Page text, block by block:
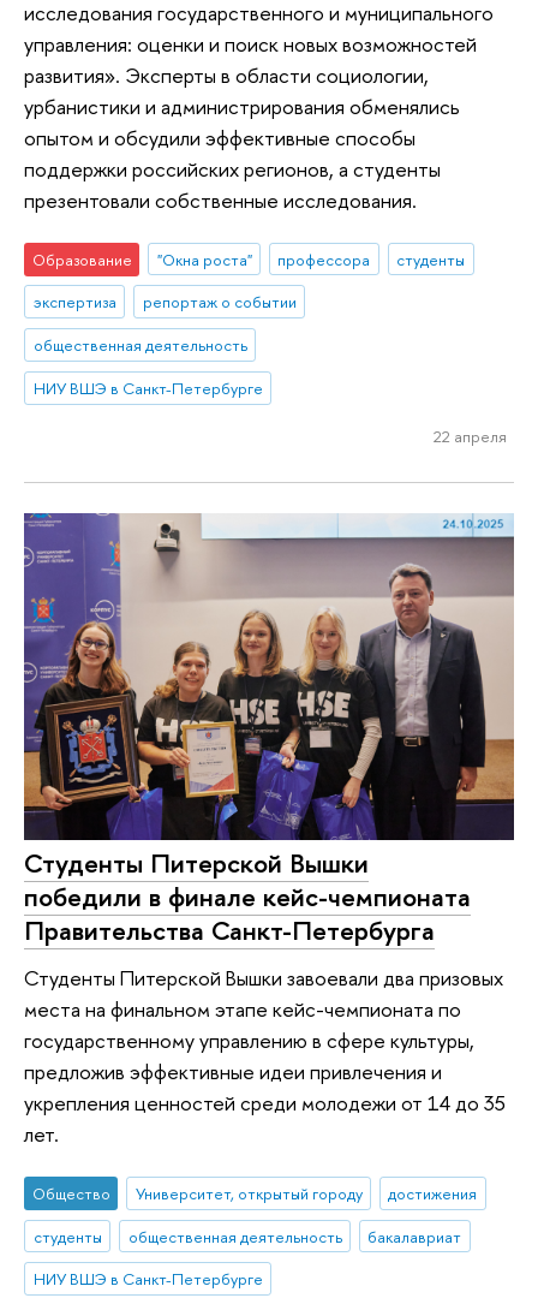
исследования государственного и муниципального
управления: оценки и поиск новых возможностей
развития». Эксперты в области социологии,
урбанистики и администрирования обменялись
опытом и обсудили эффективные способы
поддержки российских регионов, а студенты
презентовали собственные исследования.
Образование "Окна роста" профессора
студенты
экспертиза
репортаж о событии
общественная деятельность
НИУ ВШЭ в Санкт-Петербурге
22 апреля
Студенты Питерской Вышки
победили в финале кейс-чемпионата
Правительства Санкт-Петербурга
Студенты Питерской Вышки завоевали два призовых
места на финальном этапе кейс-чемпионата по
государственному управлению в сфере культуры,
предложив эффективные идеи привлечения и
укрепления ценностей среди молодежи от 14 до 35
лет.
Общество Университет, открытый городу
достижения
студенты
общественная деятельность
бакалавриат
НИУ ВШЭ в Санкт-Петербурге